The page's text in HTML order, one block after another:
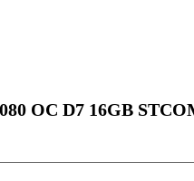
OC D7 16GB